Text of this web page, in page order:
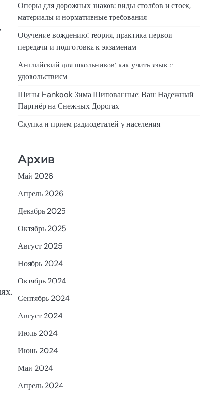
Опоры для дорожных знаков: виды столбов и стоек,
материалы и нормативные требования
Обучение вождению: теория, практика первой
передачи и подготовка к экзаменам
Английский для школьников: как учить язык с
удовольствием
Шины Hankook Зима Шипованные: Ваш Надежный
Партнёр на Снежных Дорогах
Скупка и прием радиодеталей у населения
Архив
Май 2026
Апрель 2026
Декабрь 2025
Октябрь 2025
Август 2025
Ноябрь 2024
Октябрь 2024
Сентябрь 2024
Август 2024
Июль 2024
Июнь 2024
Май 2024
Апрель 2024